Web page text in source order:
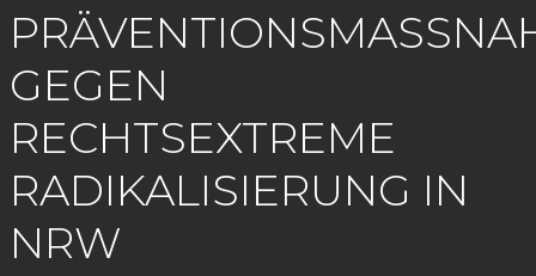
EGEN R
ECHTSEXTREME R
ADIKALISIERUNG IN N
RW